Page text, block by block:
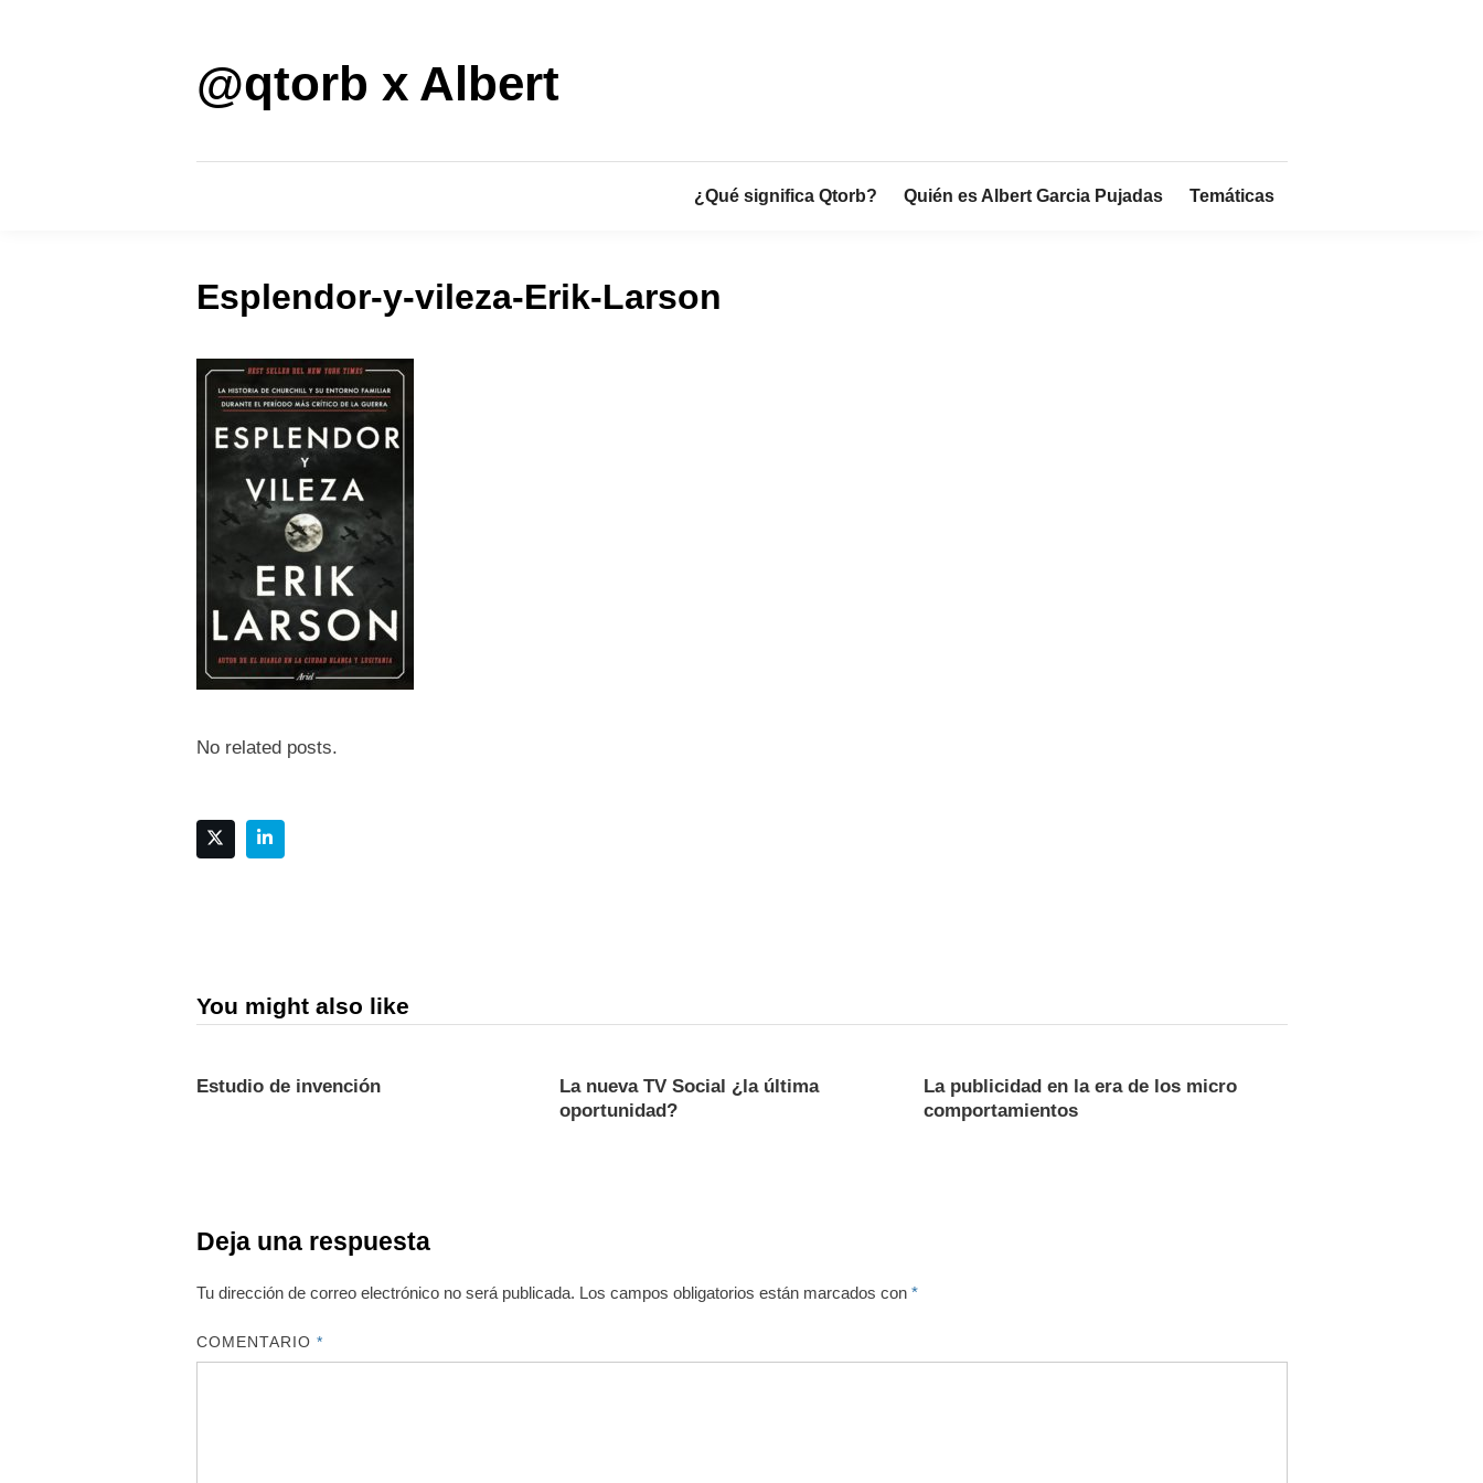
@qtorb x Albert
¿Qué significa Qtorb? Quién es Albert Garcia Pujadas Temáticas
Esplendor-y-vileza-Erik-Larson
No related posts.
You might also like
Estudio de invención
La nueva TV Social ¿la última
oportunidad?
La publicidad en la era de los micro
comportamientos
Deja una respuesta
Tu dirección de correo electrónico no será publicada. Los campos obligatorios están marcados con *
COMENTARIO*